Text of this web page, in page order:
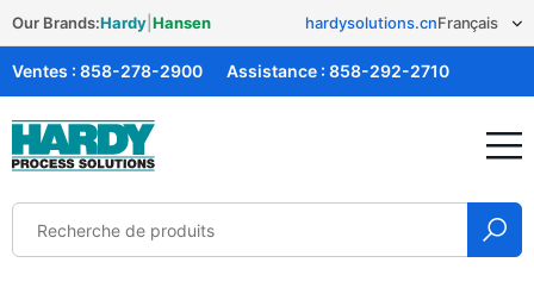
Our Brands:Hardy Hansen hardysolutions.cn
Ventes : 858-278-2900 Assistance : 858-292-2710
Solutions Hardy